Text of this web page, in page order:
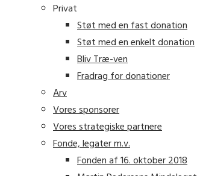
Privat
Støt med en fast donation
Støt med en enkelt donation
Bliv Træ-ven
Fradrag for donationer
Arv
Vores sponsorer
Vores strategiske partnere
Fonde, legater m.v.
Fonden af 16. oktober 2018